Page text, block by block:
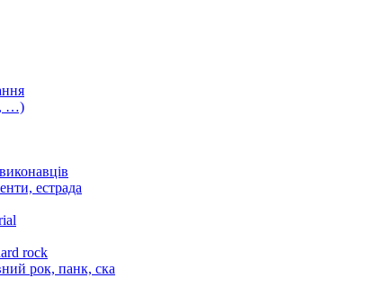
…)
естрада
rock
рок, панк, ска